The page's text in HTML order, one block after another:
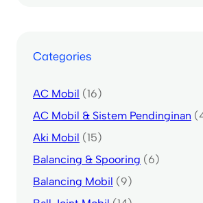
Categories
AC Mobil (16)
AC Mobil & Sistem Pendinginan
Aki Mobil (15)
Balancing & Spooring (6)
Balancing Mobil (9)